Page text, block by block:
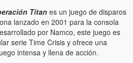
Titan es un juego de disparos
lanzado en 2001 para la consola
por Namco, este juego es
serie Time Crisis y ofrece una
intensa y llena de acción.